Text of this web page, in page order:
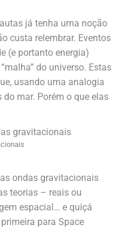
já tenha uma noção
custa relembrar. Eventos
(e portanto energia)
do universo. Estas
usando uma analogia
mar. Porém o que elas
ondas gravitacionais
teorias – reais ou
espacial… e quiçá
para Space